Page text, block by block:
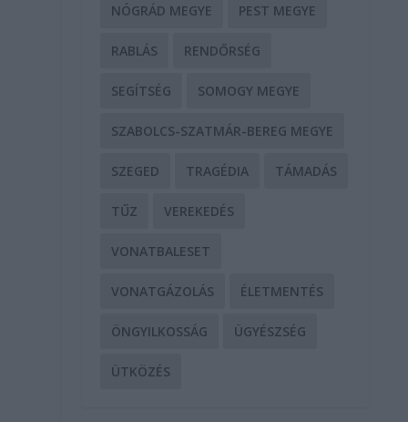
NÓGRÁD MEGYE PEST MEGYE
RABLÁS RENDŐRSÉG
SEGÍTSÉG SOMOGY MEGYE
SZABOLCS-SZATMÁR-BEREG MEGYE
SZEGED TRAGÉDIA TÁMADÁS
TŰZ VEREKEDÉS
VONATBALESET
VONATGÁZOLÁS ÉLETMENTÉS
ÖNGYILKOSSÁG ÜGYÉSZSÉG
ÜTKÖZÉS